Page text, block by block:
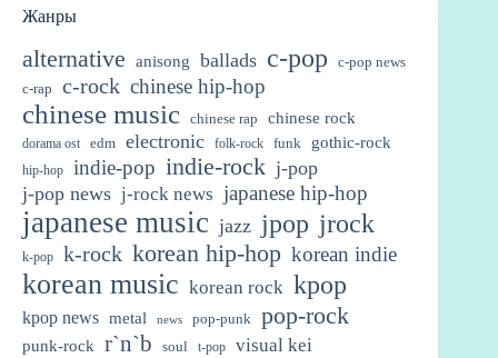
Жанры
alternative anisong ballads c-pop
c-pop news
c-rap
c-rock chinese hip-hop
chinese music chinese rap chinese rock
dorama ost edm electronic folk-rock funk gothic-rock
hip-hop indie-pop indie-rock j-pop
j-pop news j-rock news japanese hip-hop
japanese music jazz jpop jrock
k-pop k-rock korean hip-hop korean indie
korean music korean rock kpop
kpop news metal news pop-punk pop-rock
punk-rock r`n`b soul t-pop visual kei